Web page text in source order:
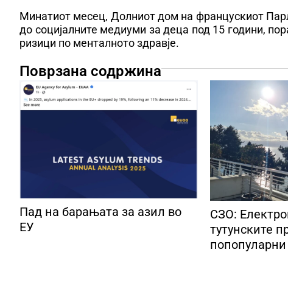
Минатиот месец, Долниот дом на францускиот
до социјалните медиуми за деца под 15 години,
ризици по менталното здравје.
Поврзана содржина
Пад на барањата за азил во
ЕУ
СЗО:
тутунските